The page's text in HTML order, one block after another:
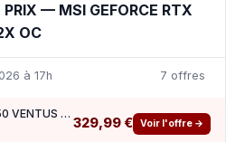
PRIX — MSI GEFORCE RTX
OC
à 17h 7 offres
MSI GeForce RTX 5050 VENTUS 2X OC
329,99 € Voir l'offre →